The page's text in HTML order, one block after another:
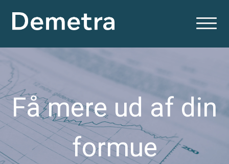
Få mere ud af din
formue